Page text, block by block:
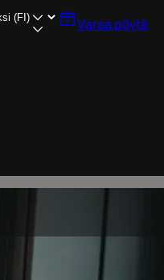
Varaa pöytä